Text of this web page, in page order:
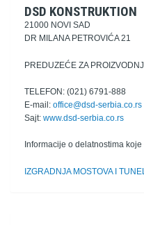
DSD KONSTRUKTION
21000 NOVI SAD
DR MILANA PETROVIĆA 21
PREDUZEĆE ZA
TELEFON: (021) 6791-888
E-mail: office@dsd-serbia.co.rs
Sajt: www.dsd-serbia.co.rs
Informacije o delatnostima
IZGRADNJA MOSTOVA I